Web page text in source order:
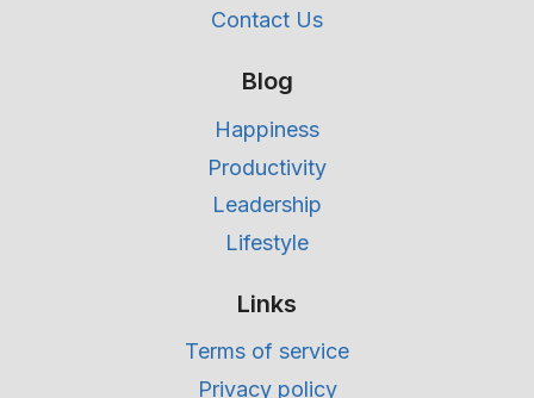
Contact Us
Blog
Happiness
Productivity
Leadership
Lifestyle
Links
Terms of service
Privacy policy